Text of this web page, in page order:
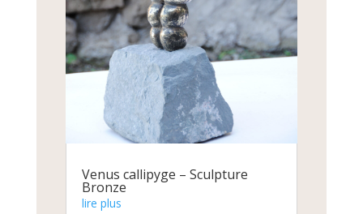
Venus callipyge – Sculpture
Bronze
lire plus